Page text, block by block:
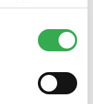
tieto